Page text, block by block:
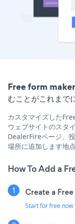
Free form maker
むことがこれまで
カスタマイズした
ウェブサイトのスタ
DealerFireページ、
場所に追加します地点
How To Add a
Create a
Start for free now